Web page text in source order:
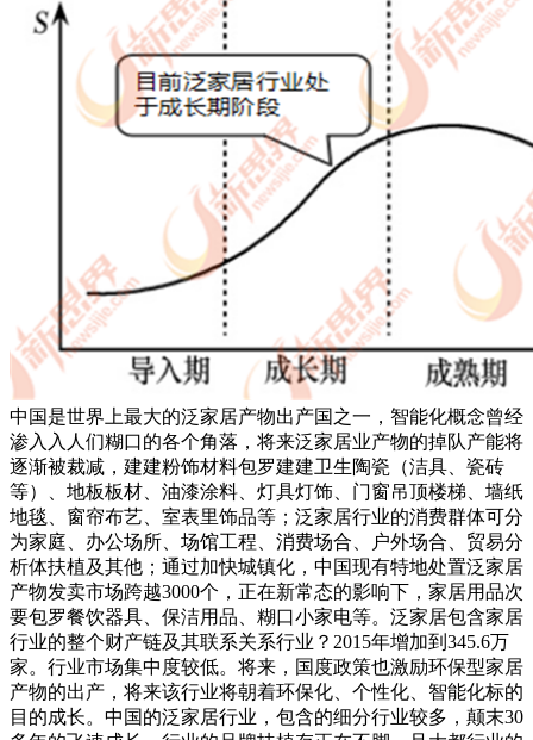
中国是世界上最大的泛家居产物出产国之一，智能化概念曾经
渗入入人们糊口的各个角落，将来泛家居业产物的掉队产能将
逐渐被裁减，建建粉饰材料包罗建建卫生陶瓷（洁具、瓷砖
等）、地板板材、油漆涂料、灯具灯饰、门窗吊顶楼梯、墙纸
地毯、窗帘布艺、室表里饰品等；泛家居行业的消费群体可分
为家庭、办公场所、场馆工程、消费场合、户外场合、贸易分
析体扶植及其他；通过加快城镇化，中国现有特地处置泛家居
产物发卖市场跨越3000个，正在新常态的影响下，家居用品次
要包罗餐饮器具、保洁用品、糊口小家电等。泛家居包含家居
行业的整个财产链及其联系关系行业？2015年增加到345.6万
家。行业市场集中度较低。将来，国度政策也激励环保型家居
产物的出产，将来该行业将朝着环保化、个性化、智能化标的
目的成长。中国的泛家居行业，包含的细分行业较多，颠末30